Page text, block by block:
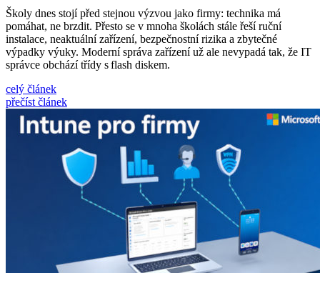
Školy dnes stojí před stejnou výzvou jako firmy: technika má
pomáhat, ne brzdit. Přesto se v mnoha školách stále řeší ruční
instalace, neaktuální zařízení, bezpečnostní rizika a zbytečné
výpadky výuky. Moderní správa zařízení už ale nevypadá tak, že IT
správce obchází třídy s flash diskem.
celý článek
přečíst článek